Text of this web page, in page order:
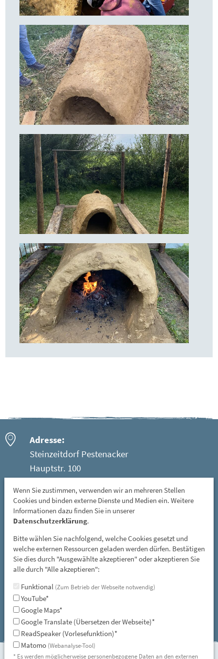
Adresse:
Steinzeitdorf Pestenacker
Hauptstr. 100
Öffnungszeiten:
Mittwoch: 08 - 12 Uhr
Freitag, Samstag und Sonntag: 13 - 17 Uhr
GESCHLOSSEN: vom 01. November bis 31. März
und an allen gesetzlichen Feiertagen
E-Mail:
steinzeitdorf-pestenacker@lra-ll.bayern.de
Wenn Sie zustimmen, verwenden wir an mehreren Stellen
Cookies und binden externe Dienste und Medien ein. Weitere
Informationen dazu finden Sie in unserer
Datenschutzerklärung.
Bitte wählen Sie nachfolgend, welche Cookies gesetzt und
welche externen Ressourcen geladen werden dürfen. Bestätigen
Sie dies durch "Ausgewählte akzeptieren" oder akzeptieren Sie
alle durch "Alle akzeptieren":
Funktional (Zum Betrieb der Webseite notwendig)
YouTube*
Google Maps*
Google Translate (Übersetzen der Webseite)*
ReadSpeaker (Vorlesefunktion)*
Matomo (Webanalyse-Tool)
* Es werden möglicherweise personenbezogene Daten an den externen